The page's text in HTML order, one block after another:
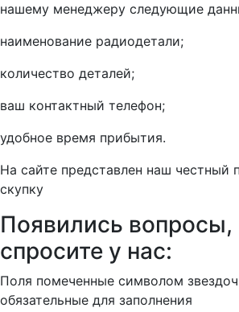
нашему менеджеру следующие
наименование радиодетали;
количество деталей;
ваш контактный телефон;
удобное время прибытия.
На сайте представлен наш честный
скупку
Появились вопросы,
спросите у нас:
Поля помеченные символом
обязательные для заполнения